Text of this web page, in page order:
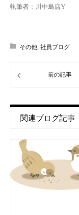
執筆者：川中島店Y
その他, 社員ブログ
前の記事
関連ブログ記事